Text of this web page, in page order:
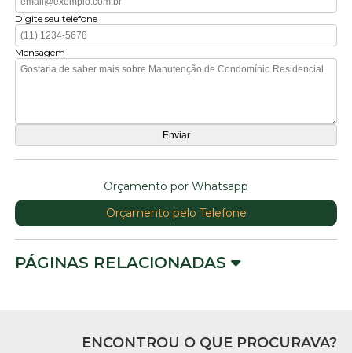
Digite seu telefone
Mensagem
Orçamento por Whatsapp
Orçamento pelo Telefone
PÁGINAS RELACIONADAS
ENCONTROU O QUE PROCURAVA?